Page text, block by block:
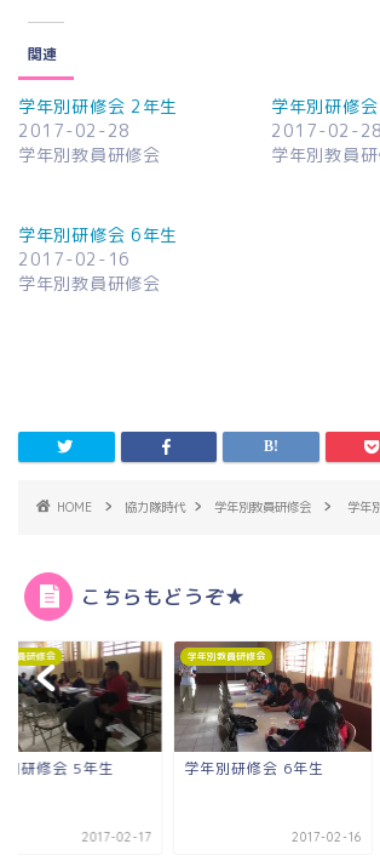
関連
学年別研修会 2年生
2017-02-28
学年別教員研修会
学年別研修
2017-02-28
学年別教員
学年別研修会 6年生
2017-02-16
学年別教員研修会
HOME 協力隊時代 学年別教員研修会 学年
こちらもどうぞ★
教員研修会
別研修会 6年生
2017-02-16
学年別教員研修会
学年別研修会 2年生
2017-02-28